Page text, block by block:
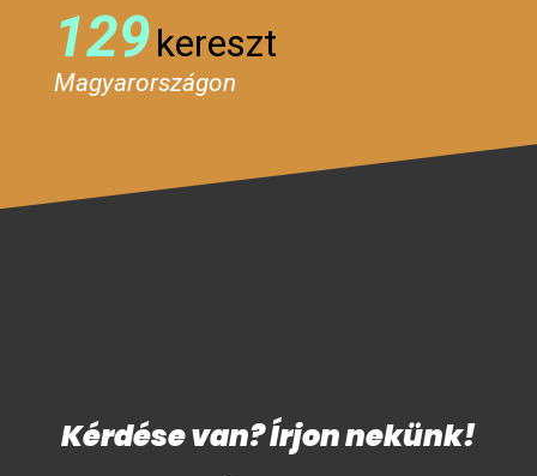
129kereszt
Magyarországon
Kérdése van? Írjon nekünk!